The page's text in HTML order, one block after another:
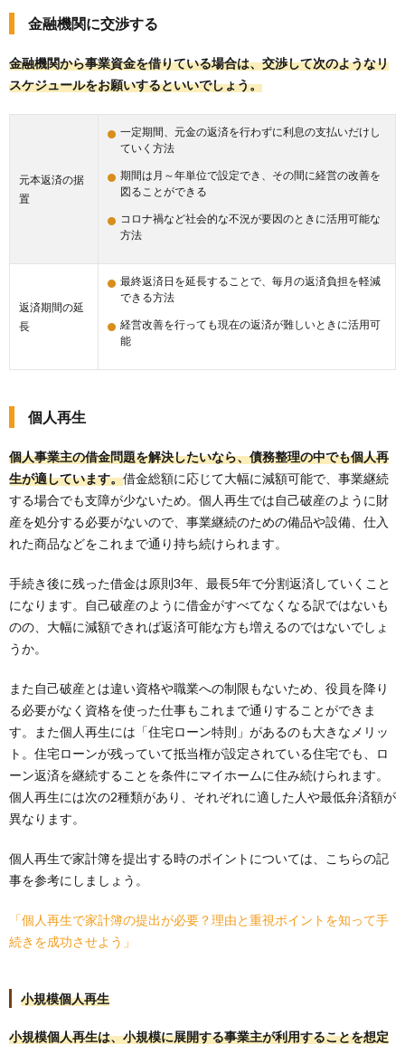
金融機関に交渉する
金融機関から事業資金を借りている場合は、交渉して次のようなリ
スケジュールをお願いするといいでしょう。
元本返済の据
置
一定期間、元金の返済を行わずに利息の支払いだけし
ていく方法
期間は月～年単位で設定でき、その間に経営の改善を
図ることができる
コロナ禍など社会的な不況が要因のときに活用可能な
方法
返済期間の延
長
最終返済日を延長することで、毎月の返済負担を軽減
できる方法
経営改善を行っても現在の返済が難しいときに活用可
能
個人再生
個人事業主の借金問題を解決したいなら、債務整理の中でも個人再
生が適しています。借金総額に応じて大幅に減額可能で、事業継続
する場合でも支障が少ないため。個人再生では自己破産のように財
産を処分する必要がないので、事業継続のための備品や設備、仕入
れた商品などをこれまで通り持ち続けられます。
手続き後に残った借金は原則3年、最長5年で分割返済していくこと
になります。自己破産のように借金がすべてなくなる訳ではないも
のの、大幅に減額できれば返済可能な方も増えるのではないでしょ
うか。
また自己破産とは違い資格や職業への制限もないため、役員を降り
る必要がなく資格を使った仕事もこれまで通りすることができま
す。また個人再生には「住宅ローン特則」があるのも大きなメリッ
ト。住宅ローンが残っていて抵当権が設定されている住宅でも、ロ
ーン返済を継続することを条件にマイホームに住み続けられます。
個人再生には次の2種類があり、それぞれに適した人や最低弁済額が
異なります。
個人再生で家計簿を提出する時のポイントについては、こちらの記
事を参考にしましょう。
「個人再生で家計簿の提出が必要？理由と重視ポイントを知って手
続きを成功させよう」
小規模個人再生
小規模個人再生は、小規模に展開する事業主が利用することを想定